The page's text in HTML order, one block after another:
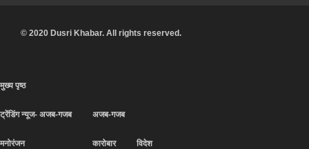
© 2020 Dusri Khabar. All rights reserved.
मुख्य पृष्ठ
ट्रेंडिंग न्यूज- अजब-गजब
मनोरंजन
अजब-गजब
कारोबार विदेश